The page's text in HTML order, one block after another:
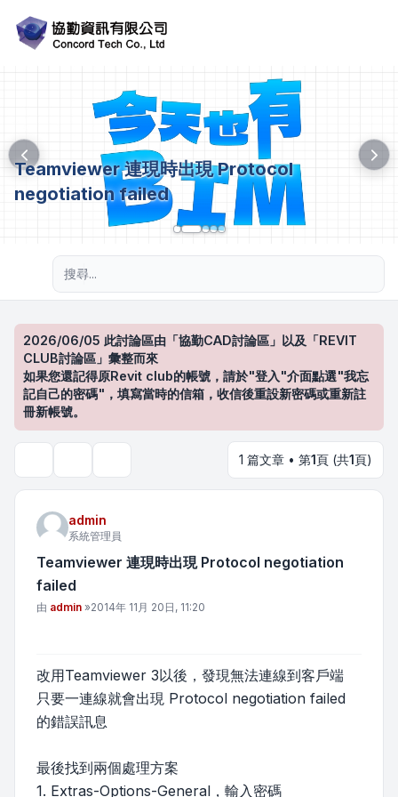
Teamviewer 連現時出現 Protocol
negotiation failed
2026/06/05 此討論區由「協勤CAD討論區」以及「REVIT
CLUB討論區」彙整而來
如果您還記得原Revit club的帳號，請於"登入"介面點選"我忘
記自己的密碼"，填寫當時的信箱，收信後重設新密碼或重新註
冊新帳號。
1 篇文章 • 第1頁 (共1頁)
admin
系統管理員
Teamviewer 連現時出現 Protocol negotiation
failed
文章
由 admin »2014年 11月 20日, 11:20
改用Teamviewer 3以後，發現無法連線到客戶端
只要一連線就會出現 Protocol negotiation failed
的錯誤訊息
最後找到兩個處理方案
1. Extras-Options-General，輸入密碼